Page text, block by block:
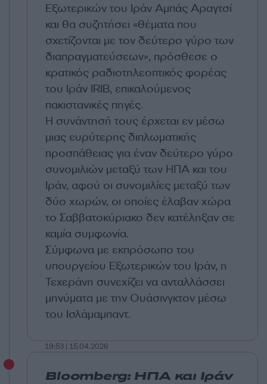
Εξωτερικών του Ιράν Αμπάς Αραγτσί
και θα συζητήσει «θέματα που
σχετίζονται με τον δεύτερο γύρο των
διαπραγματεύσεων», πρόσθεσε ο
κρατικός ραδιοτηλεοπτικός φορέας
του Ιράν IRIB, επικαλούμενος
πακιστανικές πηγές.
Η συνάντησή τους έρχεται εν μέσω
μιας ευρύτερης διπλωματικής
προσπάθειας για έναν δεύτερο γύρο
συνομιλιών μεταξύ των ΗΠΑ και του
Ιράν, αφού οι συνομιλίες μεταξύ των
δύο χωρών, οι οποίες έλαβαν χώρα
το Σαββατοκύριακο δεν κατέληξαν σε
καμία συμφωνία.
Σύμφωνα με εκπρόσωπο του
υπουργείου Εξωτερικών του Ιράν, η
Τεχεράνη συνεχίζει να ανταλλάσσει
μηνύματα με την Ουάσινγκτον μέσω
του Ισλάμαμπαντ.
19:53 | 15.04.2026
Bloomberg: ΗΠΑ και Ιράν